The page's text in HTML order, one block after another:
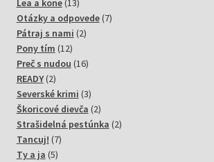
Lea a kone 13
produktov
Otázky a odpovede 77
Pátraj s nami 22
Pony tím 1212
produktov
Preč s nudou 1616
READY 22
produkty
Severské krimi 33
produkty
Škoricové dievča 22
produkty
Strašidelná pestúnka 22
Tancuj! 77
Ty a ja 55